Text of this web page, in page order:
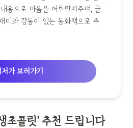
용으로 마음을 어루만져주며, 글
미와 감동이 있는 동화책으로 추
가 보러가기
초콜릿' 추천 드립니다